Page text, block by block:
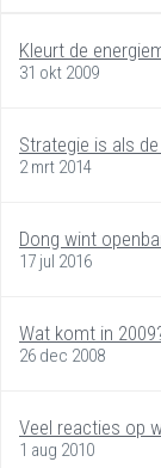
Kleurt de
31 okt 2009
Strategie is als de
2 mrt 2014
Dong wint
17 jul 2016
Wat komt in
26 dec 2008
Veel reacties op
1 aug 2010